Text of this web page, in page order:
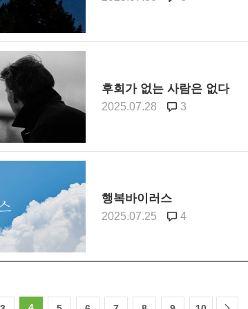
후회가 없는 사람은 없다
2025.07.28 3
행복바이러스
2025.07.25 4